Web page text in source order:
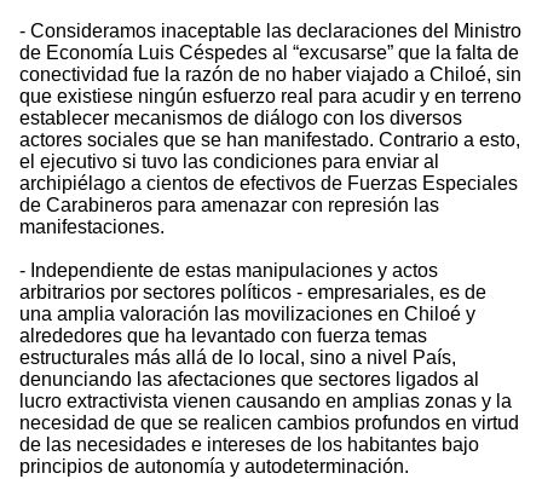
- Consideramos inaceptable las declaraciones del Ministro
de Economía Luis Céspedes al “excusarse” que la falta de
conectividad fue la razón de no haber viajado a Chiloé, sin
que existiese ningún esfuerzo real para acudir y en terreno
establecer mecanismos de diálogo con los diversos
actores sociales que se han manifestado. Contrario a esto,
el ejecutivo si tuvo las condiciones para enviar al
archipiélago a cientos de efectivos de Fuerzas Especiales
de Carabineros para amenazar con represión las
manifestaciones.
- Independiente de estas manipulaciones y actos
arbitrarios por sectores políticos - empresariales, es de
una amplia valoración las movilizaciones en Chiloé y
alrededores que ha levantado con fuerza temas
estructurales más allá de lo local, sino a nivel País,
denunciando las afectaciones que sectores ligados al
lucro extractivista vienen causando en amplias zonas y la
necesidad de que se realicen cambios profundos en virtud
de las necesidades e intereses de los habitantes bajo
principios de autonomía y autodeterminación.